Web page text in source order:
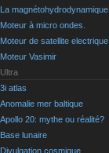
La magnétohydrodynamique.
Moteur à micro ondes.
Moteur de satellite electrique.
Moteur Vasimir
Ultra
3i atlas
Anomalie mer baltique
Apollo 20: mythe ou réalité?
Base lunaire
Divulgation cosmique